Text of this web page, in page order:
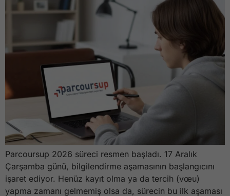
Parcoursup 2026 süreci resmen başladı. 17 Aralık
Çarşamba günü, bilgilendirme aşamasının başlangıcını
işaret ediyor. Henüz kayıt olma ya da tercih (vœu)
yapma zamanı gelmemiş olsa da, sürecin bu ilk aşaması